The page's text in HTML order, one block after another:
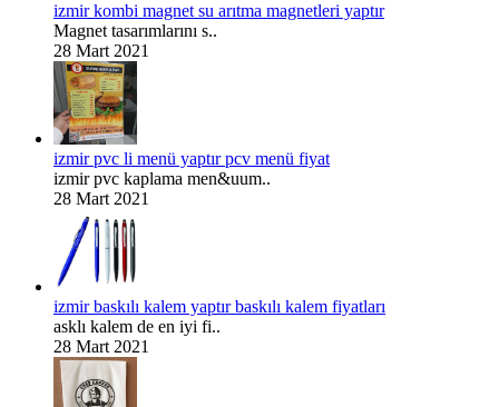
izmir kombi magnet su arıtma magnetleri yaptır
Magnet tasarımlarını s..
28 Mart 2021
izmir pvc li menü yaptır pcv menü fiyat
izmir pvc kaplama men&uum..
28 Mart 2021
izmir baskılı kalem yaptır baskılı kalem fiyatları
asklı kalem de en iyi fi..
28 Mart 2021